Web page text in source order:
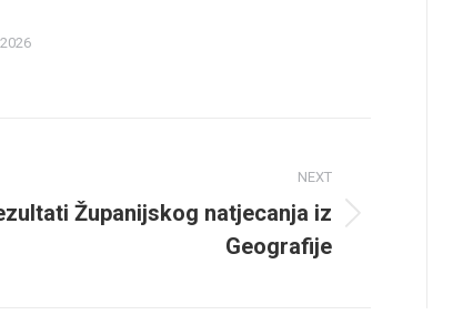
NEXT
Županijskog natjecanja iz
Geografije